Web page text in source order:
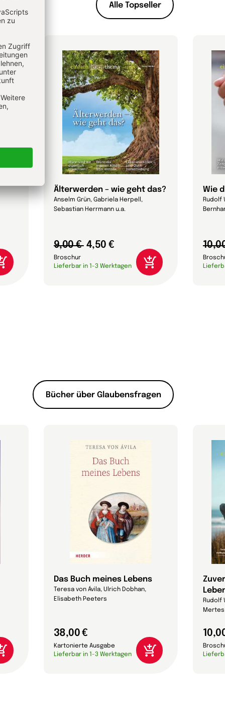
Alle Topseller
Älterwerden – wie geht das?
Anselm Grün, Gabriela Herpell,
Sebastian Herrmann u.a.
9,00 € 4,50 €
Broschur
Lieferbar in 1-3 Werktagen
Wie
Rudolf
Bücher über Glaubensfragen
Das Buch meines Lebens
Teresa von Ávila, Ulrich Dobhan,
Elisabeth Peeters
38,00 €
Kartonierte Ausgabe
Lieferbar in 1-3 Werktagen
Rudolf
Mertes